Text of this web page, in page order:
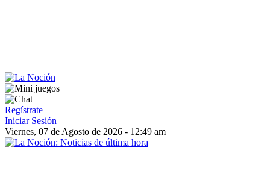
Regístrate
Iniciar Sesión
Viernes, 07 de Agosto de 2026 - 12:49 am